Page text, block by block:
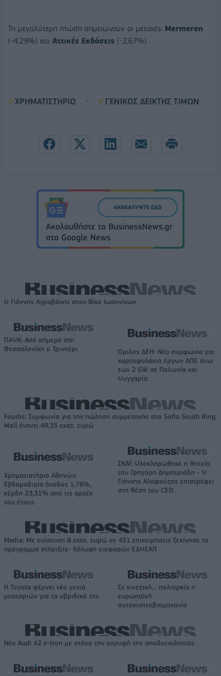
Τη μεγαλύτερη πτώση σημειώνουν οι μετοχές: Mermeren
(-4,29%) και Αττικές Εκδόσεις (-2,67%).
ΧΡΗΜΑΤΙΣΤΗΡΙΟ ΓΕΝΙΚΟΣ ΔΕΙΚΤΗΣ ΤΙΜΩΝ
Ο Γιάννης Αγραβάνης στον Βίκο Ιωαννίνων
ΠΑΟΚ: Από σήμερα στη
Θεσσαλονίκη ο Τρινκέρι
Όμιλος ΔΕΗ: Νέα συμφωνία για
χαρτοφυλάκιο έργων ΑΠΕ άνω
των 2 GW σε Πολωνία και
Ουγγαρία
Fourlis: Συμφωνία για την πώληση συμμετοχής στο Sofia South Ring
Mall έναντι 49,35 εκατ. ευρώ
Χρηματιστήριο Αθηνών:
Εβδομαδιαία άνοδος 1,76%,
κέρδη 23,31% από τις αρχές
του έτους
ΣΚΑΪ: Ολοκληρώθηκε η θητεία
του Γρηγόρη Δημητριάδη - Ο
Γιάννης Αλαφούζος επιστρέφει
στη θέση του CEO
Media: Με ενίσχυση 8 εκατ. ευρώ σε 451 επιχειρήσεις ξεκίνησε το
πρόγραμμα στήριξης- Κάλυψη εισφορών ΕΔΟΕΑΠ
Η Toyota φέρνει νέα γενιά
μπαταριών για τα υβριδικά της
Σε κινεζική… πολιορκία η
ευρωπαϊκή
αυτοκινητοβιομηχανία
Νέο Audi A2 e-tron με στόχο την κορυφή της αποδοτικότητας